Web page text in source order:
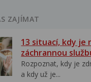
ZAJÍMAT
13 situací, kdy je
záchrannou
Rozpoznat, kdy je
a kdy už je...